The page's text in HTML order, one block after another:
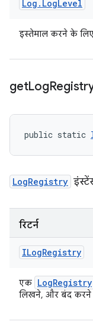
Log . LogLevel
इस्तेमाल करने के
getLog
public static
LogRegistry
रिटर्न
ILogRegistry
एक LogRegistry
लिखने, और बंद करने